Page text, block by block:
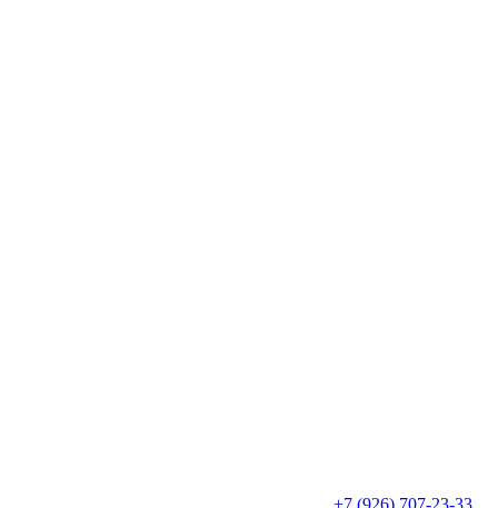
+7 (926) 707-23-33